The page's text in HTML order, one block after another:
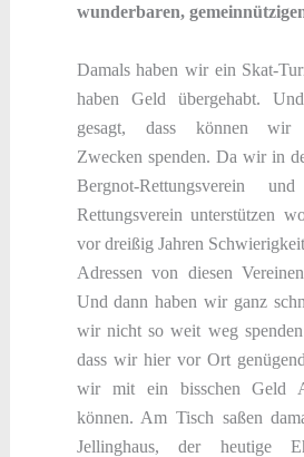
wunderbaren,
Damals haben wir ein Skat-
haben Geld übergehabt.
gesagt, dass können wir
Zwecken spenden. Da wir in
Bergnot-Rettungsverein
Rettungsverein unterstützen
vor dreißig Jahren
Adressen von diesen
Und dann haben wir ganz
wir nicht so weit weg
dass wir hier vor Ort
wir mit ein bisschen Geld
können. Am Tisch saßen
Jellinghaus, der heutige